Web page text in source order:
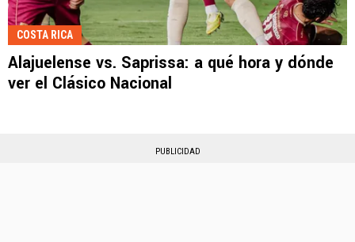
COSTA RICA
Alajuelense vs. Saprissa: a qué hora y dónde
ver el Clásico Nacional
PUBLICIDAD